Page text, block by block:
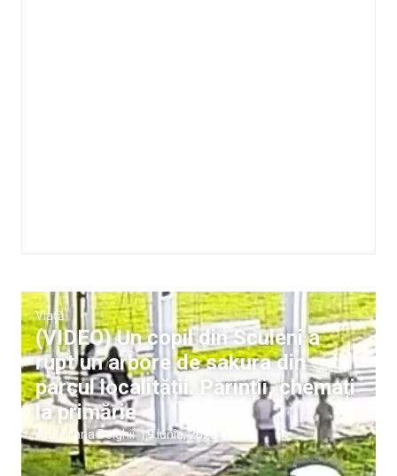
Viață
(VIDEO) Un copil din Sculeni a
rupt un arbore de sakura din
parcul localității. Părinții, chemați
la primărie
Ana-Maria Dolghii |9 iunie, 2026